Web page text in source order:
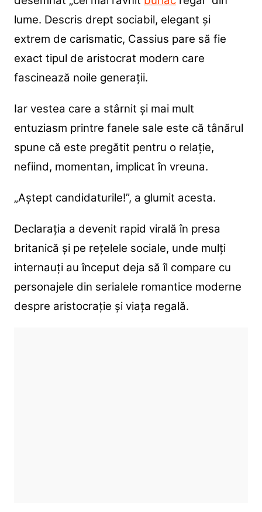
lume. Descris drept sociabil, elegant și
extrem de carismatic, Cassius pare să fie
exact tipul de aristocrat modern care
fascinează noile generații.
Iar vestea care a stârnit și mai mult
entuziasm printre fanele sale este că tânărul
spune că este pregătit pentru o relație,
nefiind, momentan, implicat în vreuna.
„Aștept candidaturile!”, a glumit acesta.
Declarația a devenit rapid virală în presa
britanică și pe rețelele sociale, unde mulți
internauți au început deja să îl compare cu
personajele din serialele romantice moderne
despre aristocrație și viața regală.